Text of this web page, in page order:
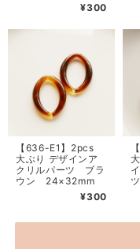
¥300
【636-E1】2pcs
大ぶり デザインア
クリルパーツ ブラ
ウン 24×32mm
¥300